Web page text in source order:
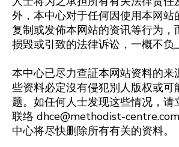
外，本中心对于任何因使用本网站
复制或发佈本网站的资讯等行为，
损毁或引致的法律诉讼，一概不负
本中心已尽力查証本网站资料的来
些资料必定沒有侵犯別人版权或可
题。如任何人士发现这些情况，
联络 dhce@methodist-centre.com
中心将尽快删除所有有关的资料。